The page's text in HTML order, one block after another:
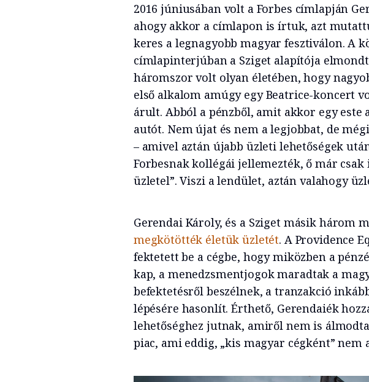
2016 júniusában volt a Forbes címlapján
ahogy akkor a címlapon is írtuk, azt
keres a legnagyobb magyar fesztiválon. A
címlapinterjúban a Sziget alapítója
háromszor volt olyan életében, hogy
első alkalom amúgy egy Beatrice-koncert
árult. Abból a pénzből, amit akkor egy este
autót. Nem újat és nem a legjobbat, de
– amivel aztán újabb üzleti lehetőségek
Forbesnak kollégái jellemezték, ő már csak
üzletel”. Viszi a lendület, aztán valahogy
Gerendai Károly, és a Sziget másik három
megkötötték életük üzletét. A Providence
fektetett be a cégbe, hogy miközben a
kap, a menedzsmentjogok maradtak a
befektetésről beszélnek, a tranzakció
lépésére hasonlít. Érthető, Gerendaiék
lehetőséghez jutnak, amiről nem is
piac, ami eddig, „kis magyar cégként” nem